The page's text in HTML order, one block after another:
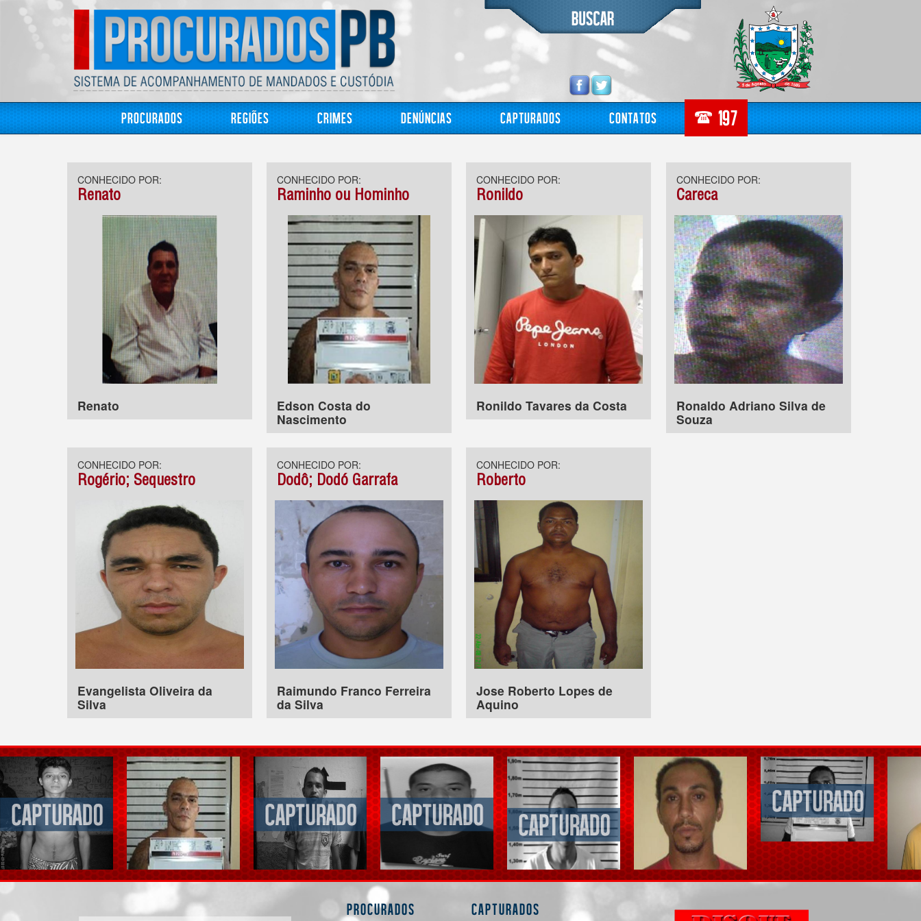
Procurados Regiões Crimes Denúncias Capturados Contatos
CONHECIDO POR:
Renato
Renato
CONHECIDO POR:
Raminho ou Hominho
Edson Costa do
Nascimento
CONHECIDO POR:
Ronildo
Ronildo Tavares da Costa
CONHECIDO POR:
Careca
Ronaldo Adriano Silva de
Souza
CONHECIDO POR:
Rogério; Sequestro
Evangelista Oliveira da
Silva
CONHECIDO POR:
Dodô; Dodó Garrafa
Raimundo Franco Ferreira
da Silva
CONHECIDO POR:
Roberto
Jose Roberto Lopes de
Aquino
Procurados Capturados